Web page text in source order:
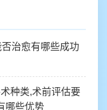
治愈有哪些成功
种类,术前评估要
哪些优势